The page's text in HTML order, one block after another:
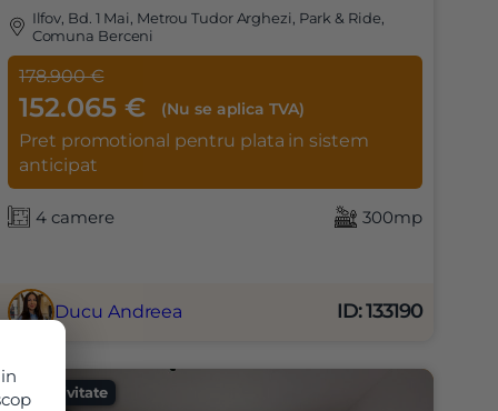
Ilfov, Bd. 1 Mai, Metrou Tudor Arghezi, Park & Ride,
Comuna Berceni
178.900 €
152.065 € (Nu se aplica TVA)
Pret promotional pentru plata in sistem
anticipat
4 camere 300mp
Ducu Andreea ID: 133190
Exclusivitate